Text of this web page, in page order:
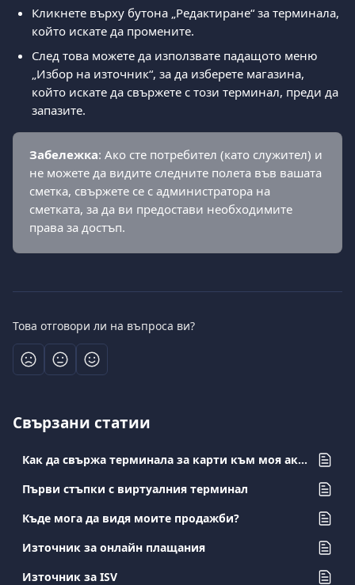
Кликнете върху бутона „Редактиране“ за терминала,
който искате да промените.
След това можете да използвате падащото меню
„Избор на източник“, за да изберете магазина,
който искате да свържете с този терминал, преди да
запазите.
Забележка: Ако сте потребител (като служител) и
не можете да видите следните полета във вашата
сметка, свържете се с администратора на
сметката, за да ви предостави необходимите
права за достъп.
Това отговори ли на въпроса ви?
Свързани статии
Как да свържа терминала за карти към моя акаунт?
Първи стъпки с виртуалния терминал
Къде мога да видя моите продажби?
Източник за онлайн плащания
Източник за ISV